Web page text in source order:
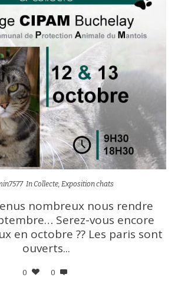
InCollecte, Exposition chats
nombreux nous rendre
Serez-vous encore
en octobre ?? Les paris sont
ouverts...
0 0